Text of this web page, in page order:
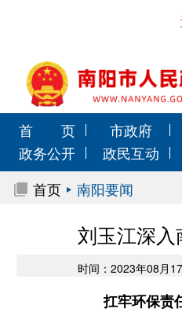
首 页 市政府
政务公开
政民互动
首页
南阳要闻
刘玉江深
时间：2023年08月
扛牢环保责